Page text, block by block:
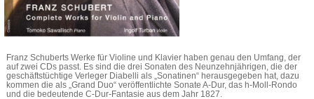
Franz Schuberts Werke für Violine und Klavier haben genau den Umfang, der
auf zwei CDs passt. Es sind die drei Sonaten des Neunzehnjährigen, die der
geschäftstüchtige Verleger Diabelli als „Sonatinen“ herausgegeben hat, dazu
kommen die als „Grand Duo“ veröffentlichte Sonate A-Dur, das h-Moll-Rondo
und die bedeutende C-Dur-Fantasie aus dem Jahr 1827.